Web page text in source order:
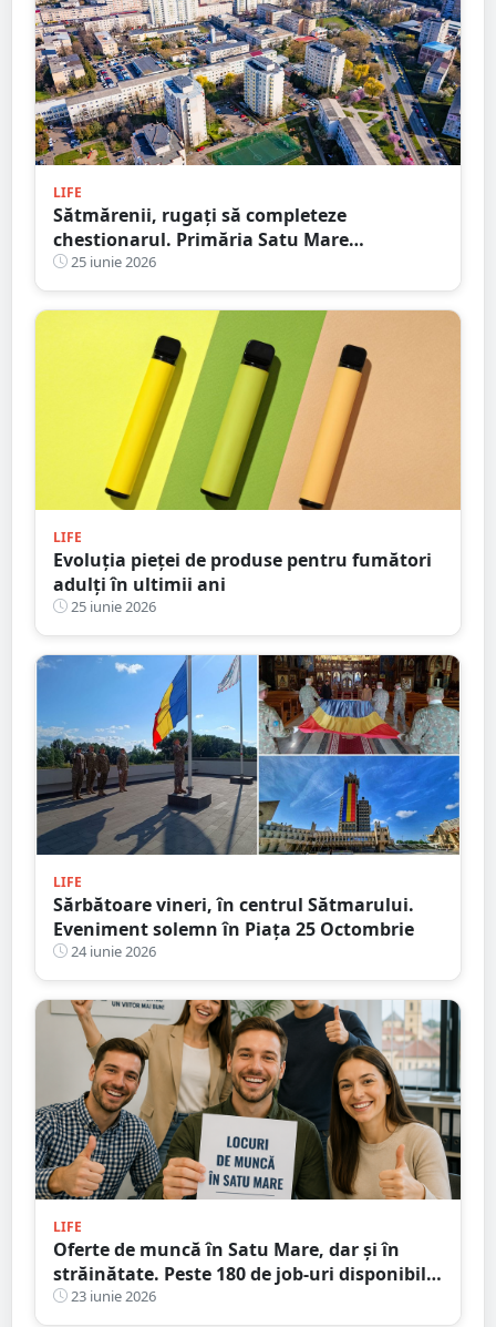
LIFE
Sătmărenii, rugați să completeze
chestionarul. Primăria Satu Mare
pregătește noul Plan Urbanistic General
25 iunie 2026
LIFE
Evoluția pieței de produse pentru fumători
adulți în ultimii ani
25 iunie 2026
LIFE
Sărbătoare vineri, în centrul Sătmarului.
Eveniment solemn în Piața 25 Octombrie
24 iunie 2026
LIFE
Oferte de muncă în Satu Mare, dar și în
străinătate. Peste 180 de job-uri disponibile
la noi în județ
23 iunie 2026